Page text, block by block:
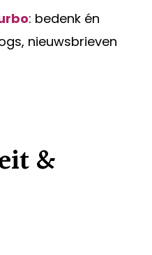
: bedenk én
nieuwsbrieven
&